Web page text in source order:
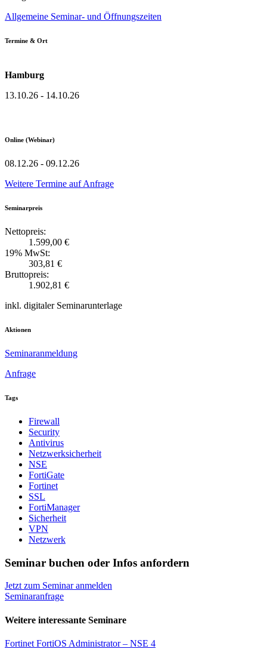
Allgemeine Seminar- und Öffnungszeiten
Termine & Ort
Hamburg
13.10.26 - 14.10.26
Online (Webinar)
08.12.26 - 09.12.26
Weitere Termine auf Anfrage
Seminarpreis
Nettopreis:
1.599,00 €
19% MwSt:
303,81 €
Bruttopreis:
1.902,81 €
inkl. digitaler Seminarunterlage
Aktionen
Seminaranmeldung
Anfrage
Tags
Firewall
Security
Antivirus
Netzwerksicherheit
NSE
FortiGate
Fortinet
SSL
FortiManager
Sicherheit
VPN
Netzwerk
Seminar buchen oder Infos anfordern
Jetzt zum Seminar anmelden
Seminaranfrage
Weitere interessante Seminare
Fortinet FortiOS Administrator – NSE 4